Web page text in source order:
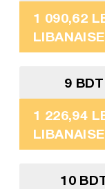
1 090,62
9
1 226,94
10